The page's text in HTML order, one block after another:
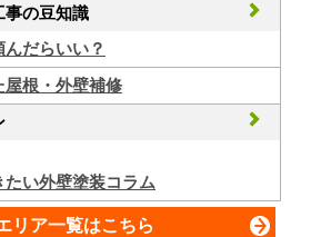
事の豆知識
だらいい？
屋根・外壁補修
い外壁塗装コラム
リア一覧はこちら